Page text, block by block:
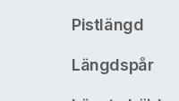
Pistlängd
Längdspår